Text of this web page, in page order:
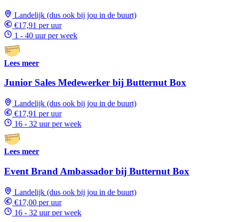
Landelijk (dus ook bij jou in de buurt)
€17,91 per uur
1 - 40 uur per week
Lees meer
Junior Sales Medewerker bij Butternut Box
Landelijk (dus ook bij jou in de buurt)
€17,91 per uur
16 - 32 uur per week
Lees meer
Event Brand Ambassador bij Butternut Box
Landelijk (dus ook bij jou in de buurt)
€17,00 per uur
16 - 32 uur per week